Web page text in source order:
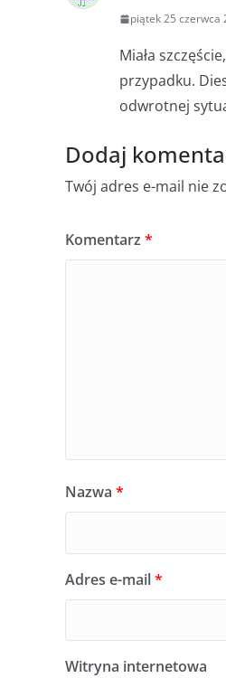
piątek 25 czerwca
Miała
przypadku.
odwrotnej
Dodaj
Twój adres e-mail nie
Komentarz *
Nazwa *
Adres e-mail*
Witryna internetowa